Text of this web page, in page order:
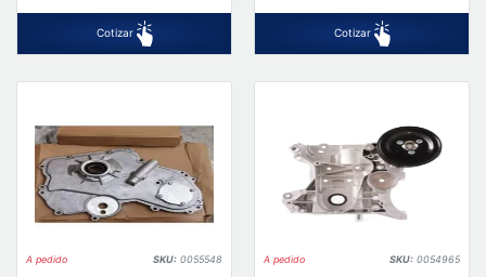
Cotizar Cotizar
A pedido SKU: 0055548 A pedido SKU: 0054965